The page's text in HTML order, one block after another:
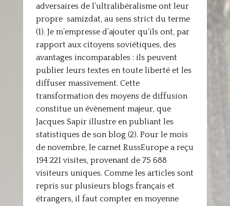
adversaires de l’ultralibéralisme ont leur
propre samizdat, au sens strict du terme
(1). Je m’empresse d’ajouter qu’ils ont, par
rapport aux citoyens soviétiques, des
avantages incomparables : ils peuvent
publier leurs textes en toute liberté et les
diffuser massivement. Cette
transformation des moyens de diffusion
constitue un évènement majeur, que
Jacques Sapir illustre en publiant les
statistiques de son blog (2). Pour le mois
de novembre, le carnet RussEurope a reçu
194 221 visites, provenant de 75 688
visiteurs uniques. Comme les articles sont
repris sur plusieurs blogs français et
étrangers, il faut compter en moyenne